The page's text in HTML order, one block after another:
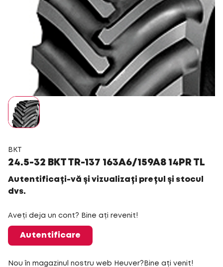
BKT
24.5-32 BKT TR-137 163A6/159A8 14PR TL
Autentificați-vă și vizualizați prețul și stocul
dvs.
Aveți deja un cont? Bine ați revenit!
Autentificare
Nou în magazinul nostru web Heuver?Bine ați venit!